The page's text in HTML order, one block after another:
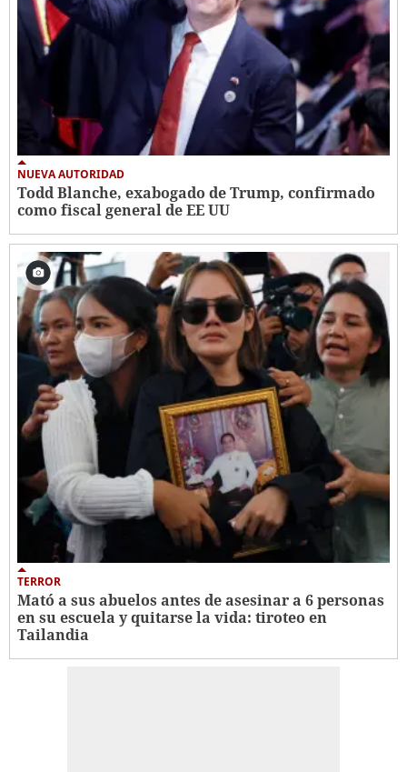
NUEVA AUTORIDAD
Todd Blanche, exabogado de Trump, confirmado
como fiscal general de EE UU
TERROR
Mató a sus abuelos antes de asesinar a 6 personas
en su escuela y quitarse la vida: tiroteo en
Tailandia